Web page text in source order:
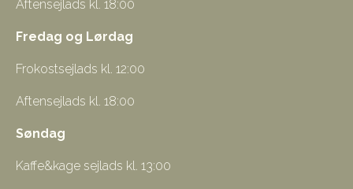
Aftensejlads kl. 18:00
Fredag og Lørdag
Frokostsejlads kl. 12:00
Aftensejlads kl. 18:00
Søndag
Kaffe&kage sejlads kl. 13:00